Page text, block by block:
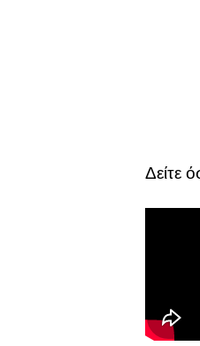
Δείτε